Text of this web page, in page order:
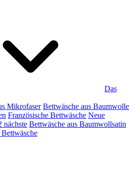
Das
Mikrofaser Bettwäsche aus Baumwolle
Französische Bettwäsche Neue
nächste Bettwäsche aus Baumwollsatin